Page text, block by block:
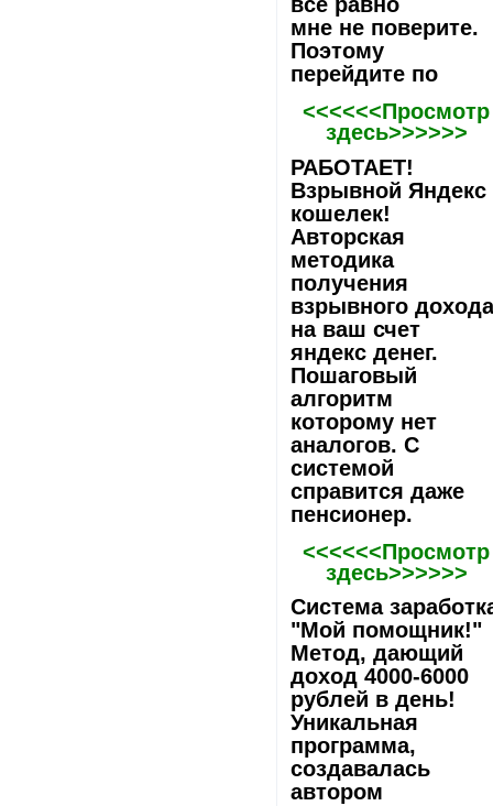
все равно
мне не поверите.
Поэтому
перейдите по
<<<<<<Просмотр
здесь>>>>>>
РАБОТАЕТ!
Взрывной Яндекс
кошелек!
Авторская
методика
получения
взрывного
на ваш счет
яндекс денег.
Пошаговый
алгоритм
которому нет
аналогов. С
системой
справится даже
пенсионер.
<<<<<<Просмотр
здесь>>>>>>
Система
"Мой помощник!"
Метод, дающий
доход 4000-6000
рублей в день!
Уникальная
программа,
создавалась
автором